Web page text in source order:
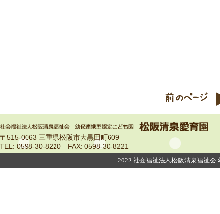
〒515-0063 三重県松阪市大黒田町609
TEL: 0598-30-8220 FAX: 0598‐30‐8221
2022 社会福祉法人松阪清泉福祉会